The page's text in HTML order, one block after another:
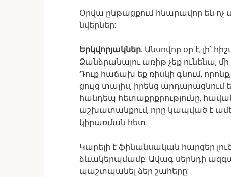
Օրվա ընթացքում հնարավոր են ոչ
նվերներ:
Երկվորյակներ. Անսովոր օր է, լի՝
Ձանձրանալու առիթ չեք ունենա,
Դուք հաճախ եք ռիսկի գնում,
ցույց տալիս, իրենց
հանդեպ հետաքրքրությունը,
աշխատանքում, որը կապված է
կիրառման հետ:
Կարելի է ֆինանսական հարցեր
ձևակերպմամբ: Ավագ սերնդի
պաշտպանել ձեր շահերը: